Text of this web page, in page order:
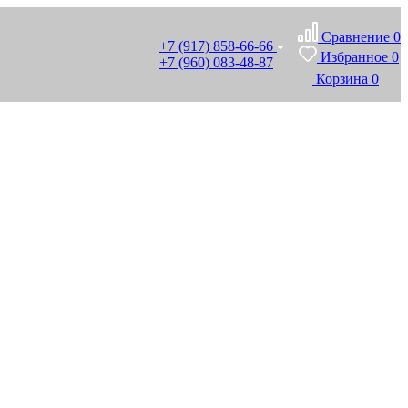
+7 (917) 858-66-66
+7 (960) 083-48-87
Сравнение 0
Избранное 0
Корзина 0